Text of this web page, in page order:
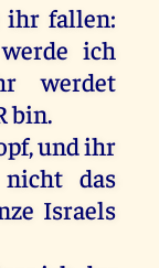
ihr fallen:
werde ich
werdet
bin.
,undihr
nicht das
Israels